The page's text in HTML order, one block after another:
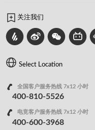
关注我们
Select Location
全国客户服务热线 7x12 小时
400-810-5526
电竞客户服务热线 7x12 小时
400-600-3968